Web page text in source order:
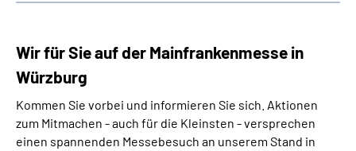
Wir für Sie auf der Mainfrankenmesse in
Würzburg
Kommen Sie vorbei und informieren Sie sich. Aktionen
zum Mitmachen - auch für die Kleinsten - versprechen
einen spannenden Messebesuch an unserem Stand in